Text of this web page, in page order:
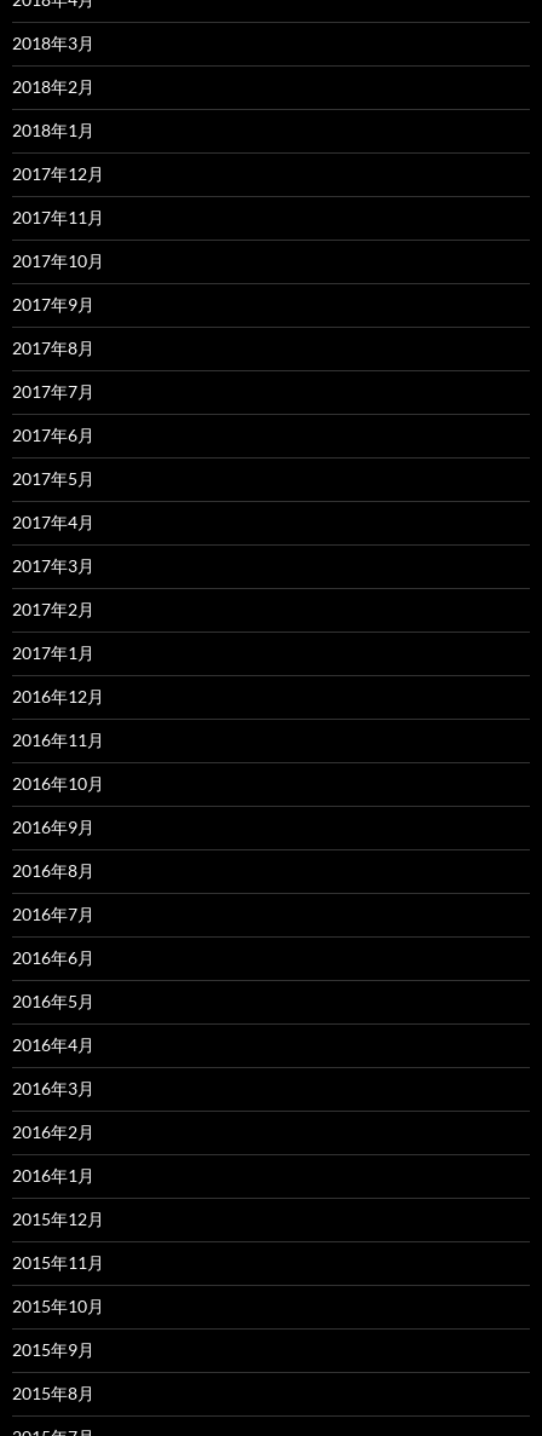
2018年3月
2018年2月
2018年1月
2017年12月
2017年11月
2017年10月
2017年9月
2017年8月
2017年7月
2017年6月
2017年5月
2017年4月
2017年3月
2017年2月
2017年1月
2016年12月
2016年11月
2016年10月
2016年9月
2016年8月
2016年7月
2016年6月
2016年5月
2016年4月
2016年3月
2016年2月
2016年1月
2015年12月
2015年11月
2015年10月
2015年9月
2015年8月